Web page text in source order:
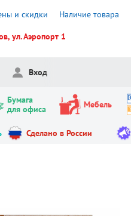
и скидки Наличие товара
ул. Аэропорт 1
Вход
Бумага
для офиса
Мебель
Сделано в России